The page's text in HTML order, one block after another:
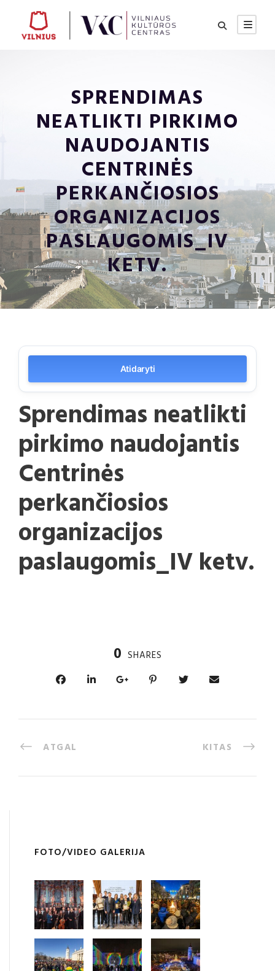
SPRENDIMAS
NEATLIKTI PIRKIMO
NAUDOJANTIS
CENTRINĖS
PERKANČIOSIOS
ORGANIZACIJOS
PASLAUGOMIS_IV
KETV.
Atidaryti
Sprendimas neatlikti
pirkimo naudojantis
Centrinės
perkančiosios
organizacijos
paslaugomis_IV ketv.
0 SHARES
ATGAL KITAS
FOTO/VIDEO GALERIJA